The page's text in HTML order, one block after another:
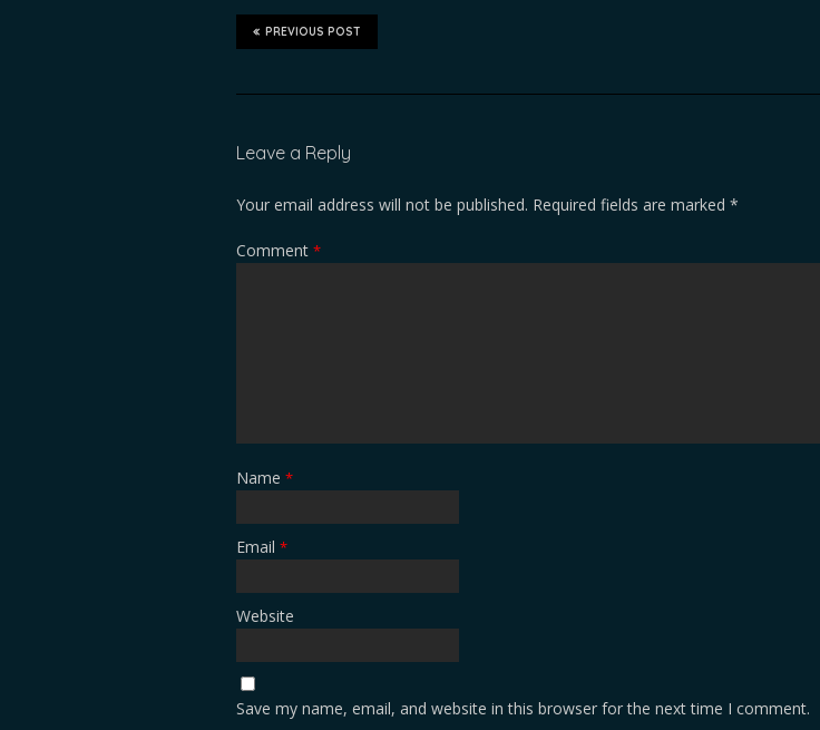
PREVIOUS POST
Leave a Reply
Your email address will not be published. Required fields are marked *
Comment *
Name *
Email *
Website
Save my name, email, and website in this browser for the next time I comment.